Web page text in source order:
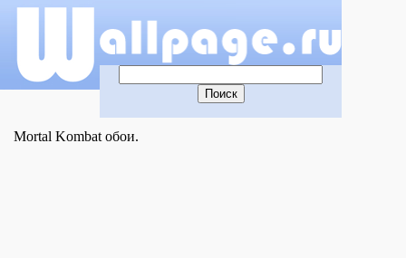
Mortal Kombat обои.